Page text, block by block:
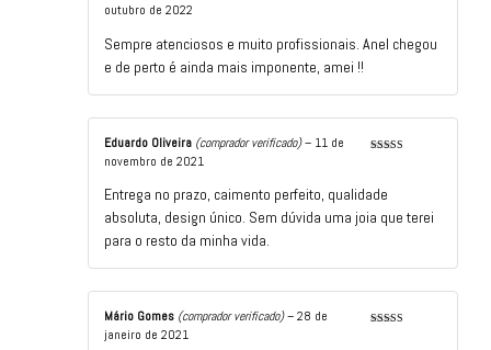
outubro de 2022
Sempre atenciosos e muito profissionais. Anel chegou
e de perto é ainda mais imponente, amei !!
Eduardo Oliveira (comprador verificado) – 11 de
novembro de 2021
Entrega no prazo, caimento perfeito, qualidade
absoluta, design único. Sem dúvida uma joia que terei
para o resto da minha vida.
Mário Gomes (comprador verificado) – 28 de
janeiro de 2021